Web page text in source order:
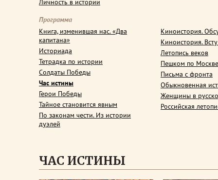
Личность в истории
Программа
Книга, изменившая нас. «Два
капитана»
Историада
Тетрадка по истории
Солдаты Победы
Час истины
Герои Победы
Тайное становится явным
По законам чести. Из истории
дуэлей
Киноистория.
Киноистория.
Летопись веков
Пешком по Москве
Письма с фронта
Обыкновенная
Женщины в
Российская
ЧАС ИСТИНЫ